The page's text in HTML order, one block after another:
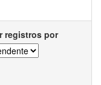
registros por